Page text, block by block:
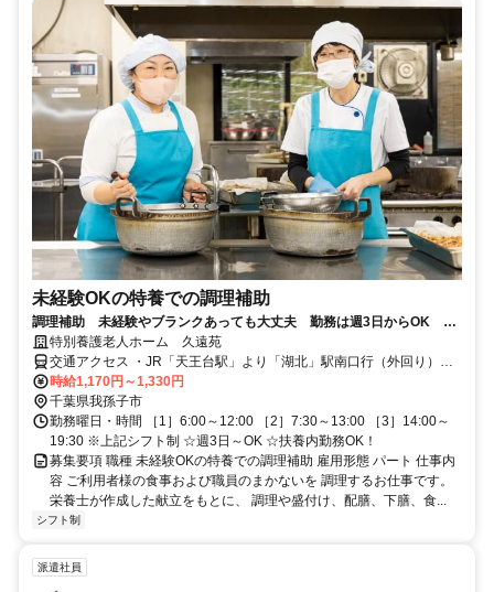
未経験OKの特養での調理補助
調理補助 未経験やブランクあっても大丈夫 勤務は週3日からOK 扶
養内勤務も可能です
特別養護老人ホーム 久遠苑
交通アクセス ・JR「天王台駅」より「湖北」駅南口行（外回り）バ
スにて「湖北台5丁目（倉持酒店前）」下車徒歩10分 ・JR成田線
「湖北」駅下車徒歩20分
時給1,170円～1,330円
千葉県我孫子市
勤務曜日・時間 ［1］6:00～12:00 ［2］7:30～13:00 ［3］14:00～
19:30 ※上記シフト制 ☆週3日～OK ☆扶養内勤務OK！
募集要項 職種 未経験OKの特養での調理補助 雇用形態 パート 仕事内
容 ご利用者様の食事および職員のまかないを 調理するお仕事です。
栄養士が作成した献立をもとに、 調理や盛付け、配膳、下膳、食...
シフト制
派遣社員